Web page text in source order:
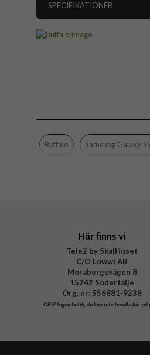
SPECIFIKATIONER
Material
Varumärke
Buffalo Samsung Galaxy
Här finns vi
Tele2 by SkalHuset
C/O Lowwi AB
Morabergsvägen 8
15242 Södertälje
Org. nr: 556881-9238
OBS!Ingen butik, du kan inte handla här på